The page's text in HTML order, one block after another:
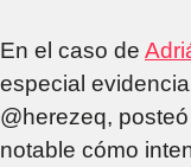
En el caso de
especial
@herezeq,
notable cómo